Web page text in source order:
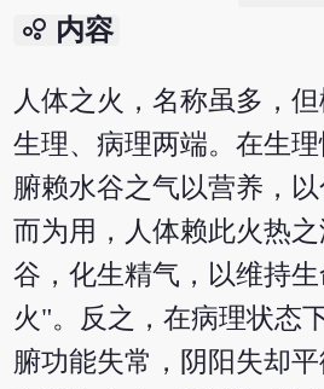
bubble_chart 内容
人体之火，名称虽多，
生理、病理两端。在生
腑赖水谷之气以营养，
而为用，人体赖此火热
谷，化生精气，以维持
火"。反之，在病理状态
腑功能失常，阴阳失却